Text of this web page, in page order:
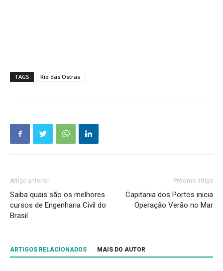
TAGS Rio das Ostras
Artigo anterior
Saiba quais são os melhores
cursos de Engenharia Civil do
Brasil
Próximo artigo
Capitania dos Portos inicia
Operação Verão no Mar
ARTIGOS RELACIONADOS MAIS DO AUTOR